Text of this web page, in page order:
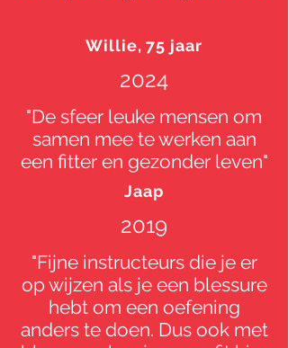
Willie, 75 jaar
2024
"De sfeer leuke mensen om
samen mee te werken aan
een fitter en gezonder leven"
Jaap
2019
"Fijne instructeurs die je er
op wijzen als je een blessure
hebt om een oefening
anders te doen. Dus ook met